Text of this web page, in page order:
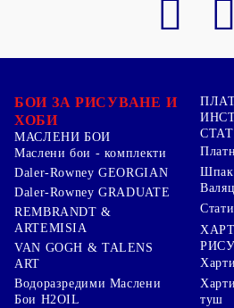
БОИ ЗА РИСУВАНЕ И
ХОБИ
МАСЛЕНИ БОИ
Маслени бои - комплекти
Daler-Rowney GEORGIAN
Daler-Rowney GRADUATE
REMBRANDT &
ARTEMISIA
VAN GOGH & TALENS
ART
Водоразредими Маслени
Бои H2OIL
туш